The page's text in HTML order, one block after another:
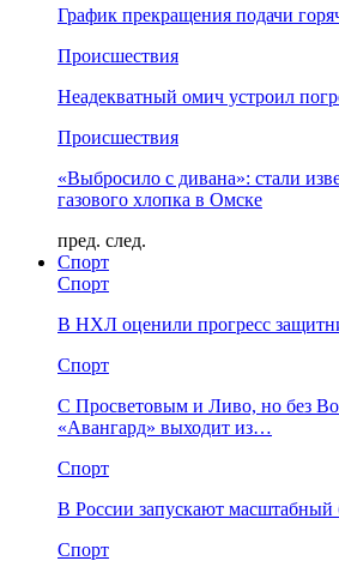
График прекращения подачи
Происшествия
Неадекватный омич устроил
Происшествия
«Выбросило с дивана»: стали
газового хлопка в Омске
пред. след.
Спорт
Спорт
В НХЛ оценили прогресс
Спорт
С Просветовым и Ливо, но без
«Авангард» выходит из…
Спорт
В России запускают масштабный
Спорт